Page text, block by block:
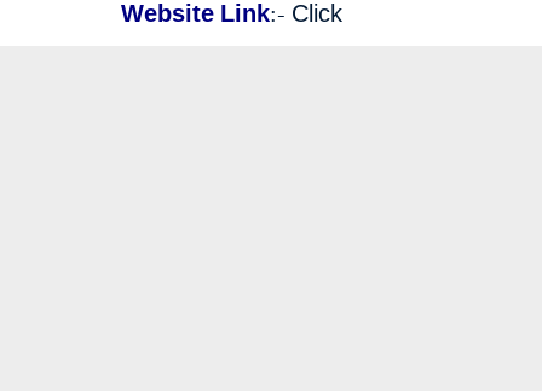
Website Link:- Click